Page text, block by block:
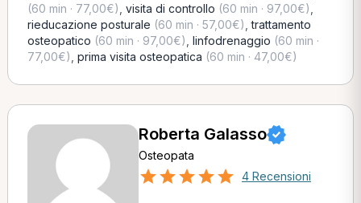
(60 min · 77,00€) visita di controllo (60 min · 97,00€)
rieducazione posturale (60 min · 57,00€) ,trattamento
osteopatico (60 min · 97,00€) linfodrenaggio (60 min ·
77,00€) prima visita osteopatica (60 min · 47,00€)
Roberta Galasso
Osteopata
4 Recensioni